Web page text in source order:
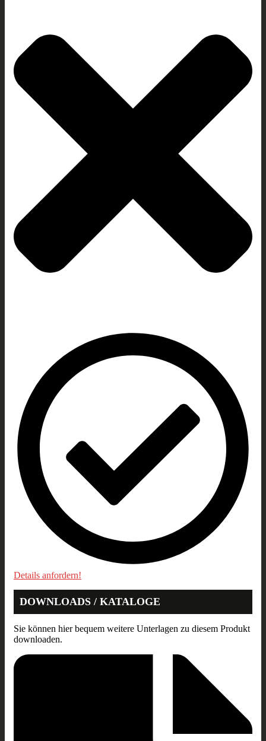
Details anfordern!
DOWNLOADS / KATALOGE
Sie können hier bequem weitere Unterlagen zu diesem Produkt
downloaden.